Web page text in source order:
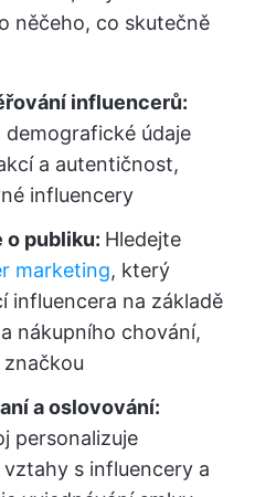
něčeho, co skutečně
influencerů:
údaje
a autentičnost,
influencery
o publiku: Hledejte
marketing, který
influencera na základě
nákupního chování,
značkou
a oslovování:
personalizuje
s influencery a